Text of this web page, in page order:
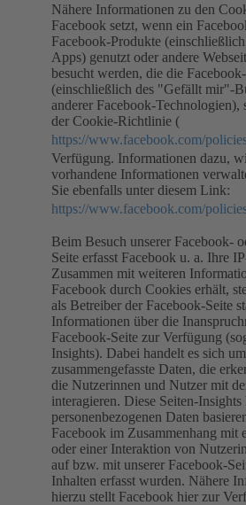
Nähere Informationen zu den
Facebook setzt, wenn ein
Facebook-Produkte
Apps) genutzt oder andere
besucht werden, die die
(einschließlich des "Gefällt mir"-
anderer Facebook-Technologien),
der Cookie-Richtlinie (
https://www.facebook.com/
Verfügung. Informationen dazu,
vorhandene Informationen
Sie ebenfalls unter diesem Link:
https://www.facebook.com/
Beim Besuch unserer Facebook-
Seite erfasst Facebook u. a. Ihre
Zusammen mit weiteren
Facebook durch Cookies erhält,
als Betreiber der Facebook-Seite
Informationen über die
Facebook-Seite zur Verfügung
Insights). Dabei handelt es sich um
zusammengefasste Daten, die
die Nutzerinnen und Nutzer mit
interagieren. Diese Seiten-
personenbezogenen Daten
Facebook im Zusammenhang mit
oder einer Interaktion von
auf bzw. mit unserer Facebook-
Inhalten erfasst wurden. Nähere
hierzu stellt Facebook hier zur